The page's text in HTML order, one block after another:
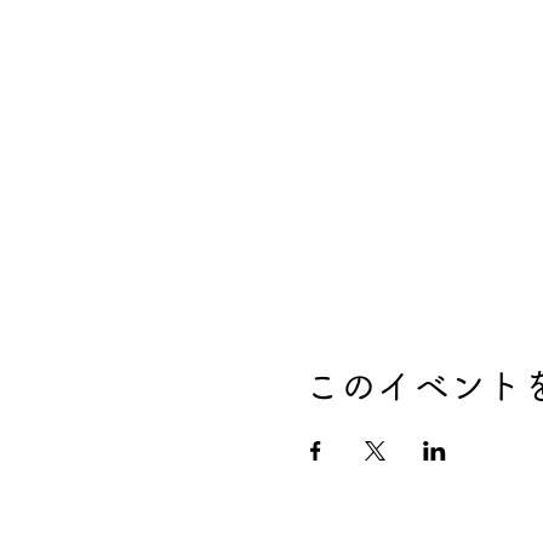
このイベント